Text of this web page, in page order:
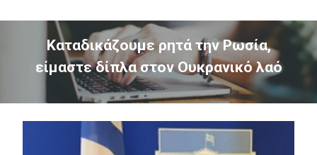
Καταδικάζουμε ρητά την Ρωσία,
είμαστε δίπλα στον Ουκρανικό λαό